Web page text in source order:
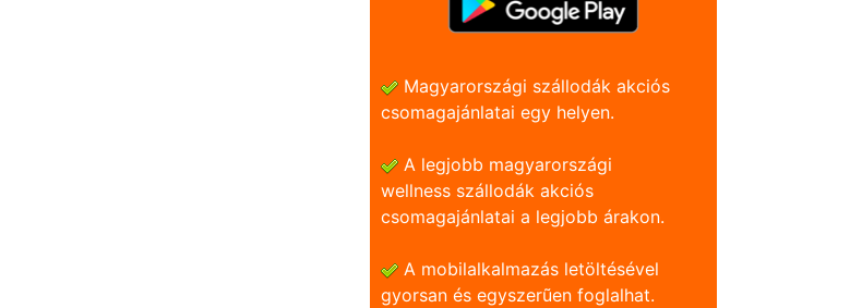
Magyarországi szállodák akciós
csomagajánlatai egy helyen.
A legjobb magyarországi
wellness szállodák akciós
csomagajánlatai a legjobb árakon.
A mobilalkalmazás letöltésével
gyorsan és egyszerũen foglalhat.